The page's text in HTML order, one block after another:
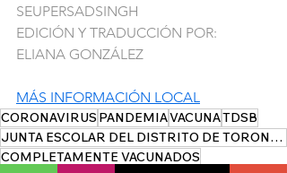
SEUPERSADSINGH
EDICIÓN Y TRADUCCIÓN POR:
ELIANA GONZÁLEZ
MÁS INFORMACIÓN LOCAL
CORONAVIRUS PANDEMIAVACUNATDSB
JUNTA ESCOLAR DEL DISTRITO DE TORONTO
COMPLETAMENTE VACUNADOS